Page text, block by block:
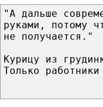
"А дальше
руками, потому
не получается."
Курицу из
Только